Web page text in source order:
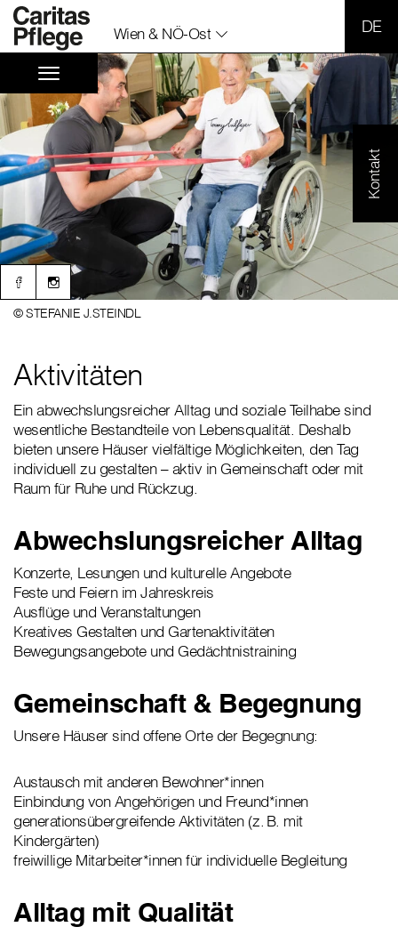
Wien & NÖ-Ost
Kontakt
Aktivitäten
© STEFANIE J.STEINDL
Ein abwechslungsreicher Alltag und soziale Teilhabe sind
wesentliche Bestandteile von Lebensqualität. Deshalb
bieten unsere Häuser vielfältige Möglichkeiten, den Tag
individuell zu gestalten – aktiv in Gemeinschaft oder mit
Raum für Ruhe und Rückzug.
Abwechslungsreicher Alltag
Konzerte, Lesungen und kulturelle Angebote
Feste und Feiern im Jahreskreis
Ausflüge und Veranstaltungen
Kreatives Gestalten und Gartenaktivitäten
Bewegungsangebote und Gedächtnistraining
Gemeinschaft & Begegnung
Unsere Häuser sind offene Orte der Begegnung:
Austausch mit anderen Bewohner*innen
Einbindung von Angehörigen und Freund*innen
generationsübergreifende Aktivitäten (z. B. mit
Kindergärten)
freiwillige Mitarbeiter*innen für individuelle Begleitung
Alltag mit Qualität